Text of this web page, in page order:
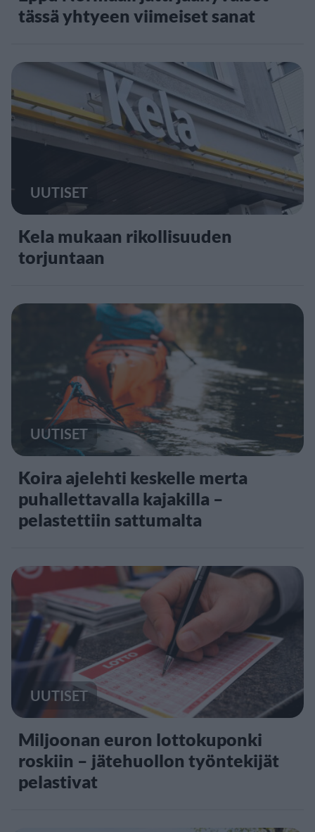
tässä yhtyeen viimeiset sanat
UUTISET
Kela mukaan rikollisuuden
torjuntaan
UUTISET
Koira ajelehti keskelle merta
puhallettavalla kajakilla –
pelastettiin sattumalta
UUTISET
Miljoonan euron lottokuponki
roskiin – jätehuollon työntekijät
pelastivat